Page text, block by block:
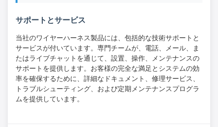
サポートとサービス
当社のワイヤーハーネス製品には、包括的な技術サポートと
サービスが付いています。専門チームが、電話、メール、ま
たはライブチャットを通じて、設置、操作、メンテナンスの
サポートを提供します。お客様の完全な満足とシステムの効
率を確保するために、詳細なドキュメント、修理サービス、
トラブルシューティング、および定期メンテナンスプログラ
ムを提供しています。